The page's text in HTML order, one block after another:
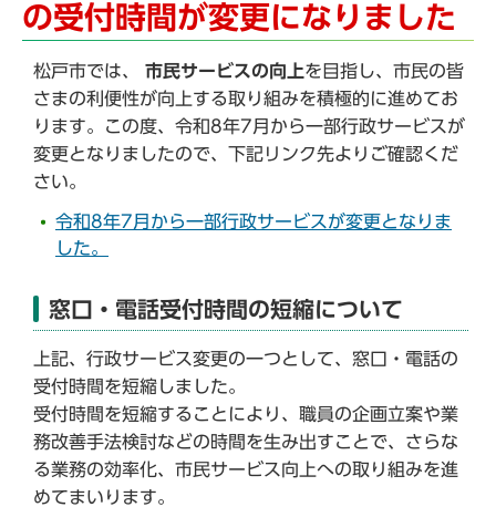
の受付時間が変更になりました
松戸市では、 市民サービスの向上を目指し、市民の皆
さまの利便性が向上する取り組みを積極的に進めてお
ります。この度、令和8年7月から一部行政サービスが
変更となりましたので、下記リンク先よりご確認くだ
さい。
令和8年7月から一部行政サービスが変更となりま
した。
窓口・電話受付時間の短縮について
上記、行政サービス変更の一つとして、窓口・電話の
受付時間を短縮しました。
受付時間を短縮することにより、職員の企画立案や業
務改善手法検討などの時間を生み出すことで、さらな
る業務の効率化、市民サービス向上への取り組みを進
めてまいります。